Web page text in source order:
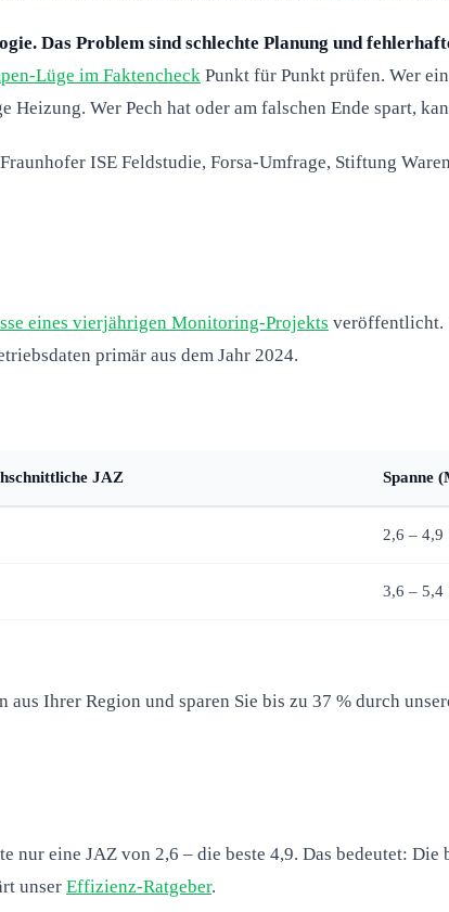
Das Problem sind schlechte Planung und
Lüge im Faktencheck Punkt für Punkt prüfen. Wer
Wer Pech hat oder am falschen Ende spart,
ISE Feldstudie, Forsa-Umfrage, Stiftung
eines vierjährigen Monitoring-Projekts veröffentlicht.
primär aus dem Jahr 2024.
JAZ Spanne
2,6 – 4,9
3,6 – 5,4
Ihrer Region und sparen Sie bis zu 37 % durch
eine JAZ von 2,6 – die beste 4,9. Das bedeutet: Die
unser Effizienz-Ratgeber.